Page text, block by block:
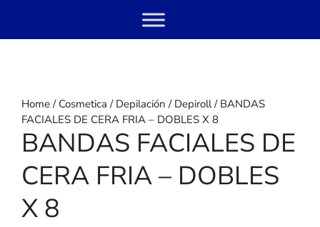
content
Home/ Cosmetica / Depilación / Depiroll/ BANDAS
FACIALES DE CERA FRIA – DOBLES X 8
BANDAS FACIALES DE
CERA FRIA – DOBLES
X 8